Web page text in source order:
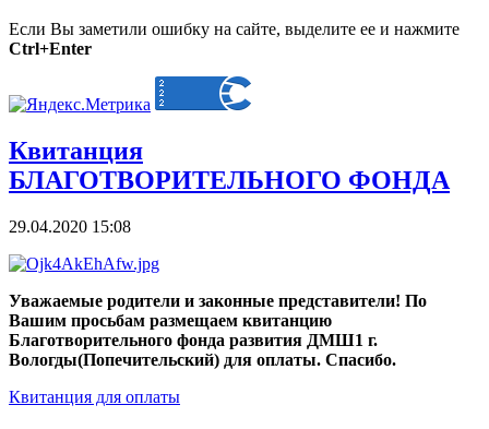
Если Вы заметили ошибку на сайте, выделите ее и нажмите
Ctrl+Enter
Квитанция
БЛАГОТВОРИТЕЛЬНОГО ФОНДА
29.04.2020 15:08
Уважаемые родители и законные представители! По
Вашим просьбам размещаем квитанцию
Благотворительного фонда развития ДМШ1 г.
Вологды(Попечительский) для оплаты. Спасибо.
Квитанция для оплаты